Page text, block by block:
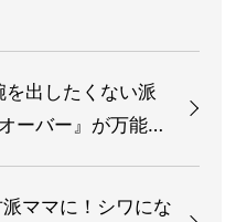
を出したくない派
ーバー』が万能す
派ママに！シワにな